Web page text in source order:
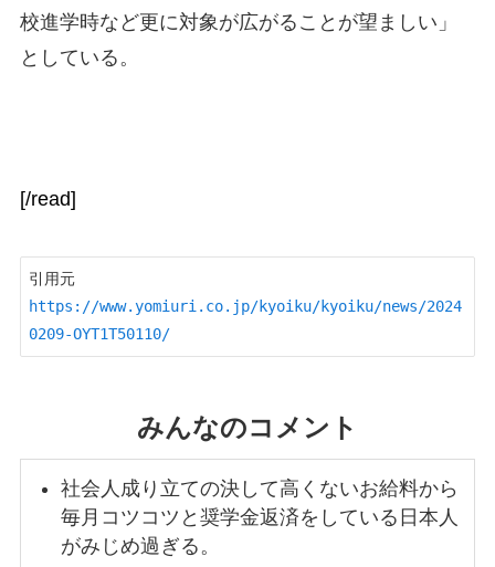
校進学時など更に対象が広がることが望ましい」
としている。
[/read]
引用元
https://www.yomiuri.co.jp/kyoiku/kyoiku/news/2024
0209-OYT1T50110/
みんなのコメント
社会人成り立ての決して高くないお給料から
毎月コツコツと奨学金返済をしている日本人
がみじめ過ぎる。